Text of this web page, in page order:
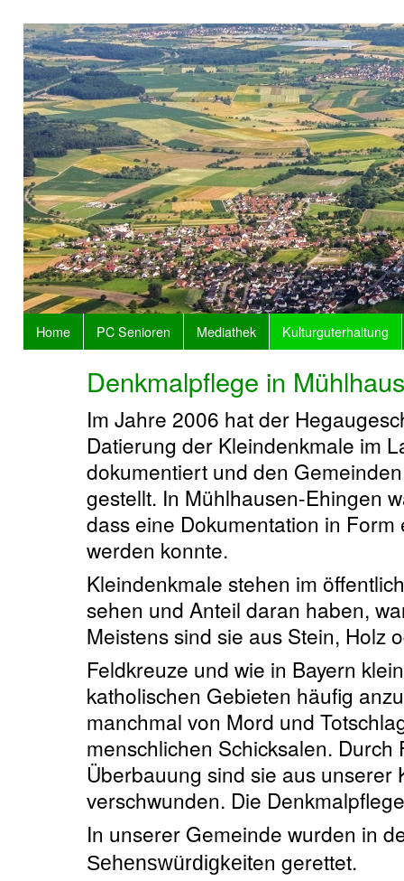
Home PC Senioren Mediathek Kulturguterhaltung
Denkmalpflege in
Im Jahre 2006 hat der
Datierung der Kleindenkmale im
dokumentiert und den
gestellt. In Mühlhausen-Ehingen
dass eine Dokumentation in
werden konnte.
Kleindenkmale stehen im
sehen und Anteil daran haben,
Meistens sind sie aus Stein, Holz
Feldkreuze und wie in Bayern
katholischen Gebieten häufig
manchmal von Mord und
menschlichen Schicksalen.
Überbauung sind sie aus unserer
verschwunden. Die
In unserer Gemeinde wurden in
Sehenswürdigkeiten gerettet.